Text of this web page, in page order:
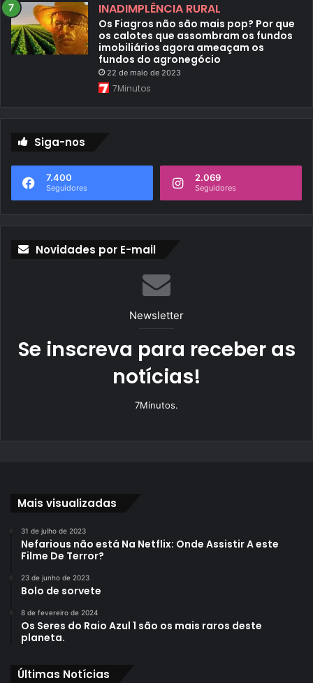
INADIMPLÊNCIA RURAL
Os Fiagros não são mais pop? Por que
os calotes que assombram os fundos
imobiliários agora ameaçam os
fundos do agronegócio
22 de maio de 2023
7Minutos
Siga-nos
7.400
Seguidores
2.069
Seguidores
Novidades por E-mail
Newsletter
Se inscreva para receber as
notícias!
7Minutos.
Mais visualizadas
31 de julho de 2023
Nefarious não está Na Netflix: Onde Assistir A este
Filme De Terror?
23 de junho de 2023
Bolo de sorvete
8 de fevereiro de 2024
Os Seres do Raio Azul 1 são os mais raros deste
planeta.
Últimas Notícias